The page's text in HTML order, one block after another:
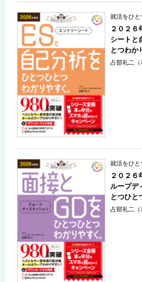
就活をひと
２０２
シートと
とつわか
占部礼二（
就活をひと
２０２
ループデ
とつひと
占部礼二（